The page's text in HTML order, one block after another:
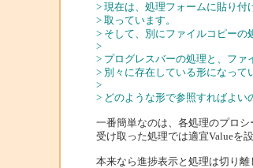
> 現在は、処理フォームに貼り付
> 取っています。
> そして、別にファイルコピーの
>
> プログレスバーの処理と、ファ
> 別々に存在している形になって
>
> どのような形で参照すればよい
一番簡単なのは、各処理のプロシ
受け取った処理では適宜Valueを
本来なら進捗表示と処理は切り離